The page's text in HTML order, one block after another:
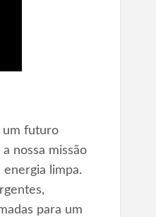
um futuro
nossa missão
limpa.
para um